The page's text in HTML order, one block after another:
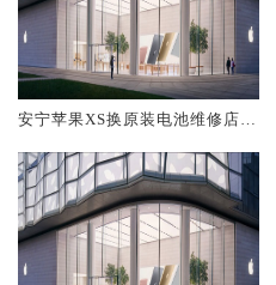
安宁苹果XS换原装电池维修店大